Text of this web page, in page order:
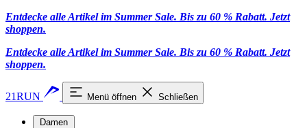
Entdecke alle Artikel im Summer Sale. Bis zu 60 % Rabatt. Jetzt
shoppen.
Entdecke alle Artikel im Summer Sale. Bis zu 60 % Rabatt. Jetzt
shoppen.
21RUN Menü öffnen Schließen
Damen